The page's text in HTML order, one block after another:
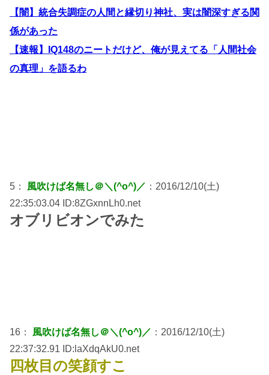
【闇】統合失調症の人間と縁切り神社、実は闇深すぎる関
係があった
【速報】IQ148のニートだけど、俺が見えてる「人間社会
の真理」を語るわ
5： 風吹けば名無し＠＼(^o^)／ ：2016/12/10(土)
22:35:03.04 ID:8ZGxnnLh0.net
オブリビオンでみた
16： 風吹けば名無し＠＼(^o^)／ ：2016/12/10(土)
22:37:32.91 ID:laXdqAkU0.net
四枚目の笑顔すこ